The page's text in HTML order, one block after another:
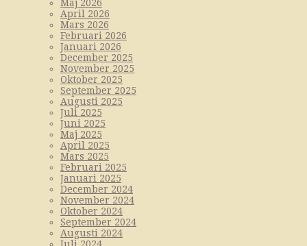
Maj 2026
April 2026
Mars 2026
Februari 2026
Januari 2026
December 2025
November 2025
Oktober 2025
September 2025
Augusti 2025
Juli 2025
Juni 2025
Maj 2025
April 2025
Mars 2025
Februari 2025
Januari 2025
December 2024
November 2024
Oktober 2024
September 2024
Augusti 2024